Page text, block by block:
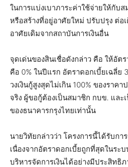
ในการแบ่งเบาภาระค่าใช้จ่ายให้กับ
หรือสร้างที่อยู่อาศัยใหม่ ปรับปรุง ต่อ
อาศัยเดิมจากสถาบันการเงินอื่น
จุดเด่นของสินเชื่อดังกล่าว คือ ให้อัต
คือ 0% ในปีแรก อัตราดอกเบี้ยเฉลี่ย
วงเงินกู้สูงสุดไม่เกิน 100% ของราค
จริง ผู้ขอกู้ต้องเป็นสมาชิก กบข. และ
ของธนาคารกรุงไทยเท่านั้น
นายวิทัยกล่าวว่า โครงการนี้ได้รับก
เนื่องจากอัตราดอกเบี้ยถูกที่สุดในระ
บริหารจัดการเงินได้อย่างมีประสิทธิ